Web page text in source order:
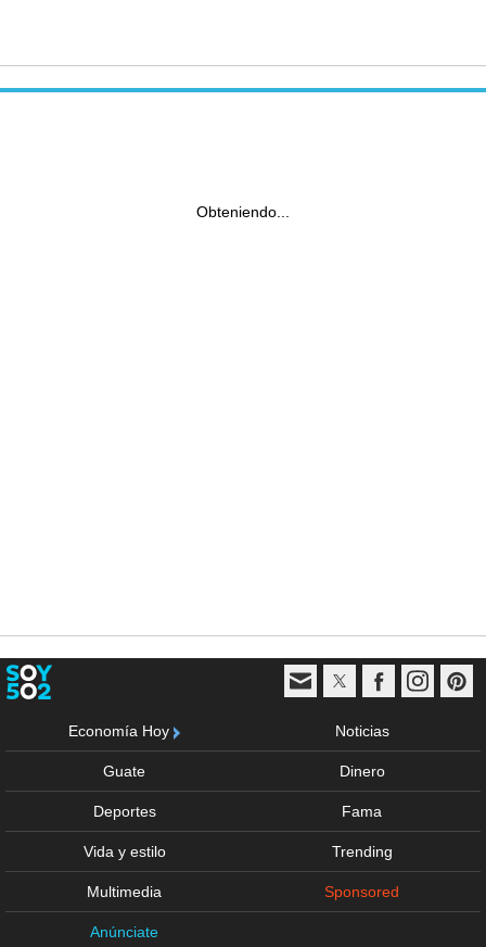
Obteniendo...
Economía Hoy Noticias
Guate Dinero
Deportes Fama
Vida y estilo Trending
Multimedia Sponsored
Anúnciate